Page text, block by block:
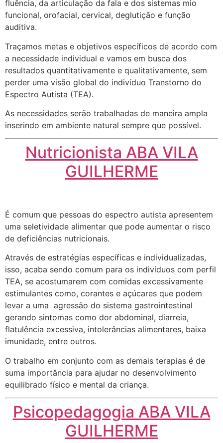
fluência, da articulação da fala e dos sistemas mio
funcional, orofacial, cervical, deglutição e função
auditiva.
Traçamos metas e objetivos específicos de acordo com
a necessidade individual e vamos em busca dos
resultados quantitativamente e qualitativamente, sem
perder uma visão global do indivíduo Transtorno do
Espectro Autista (TEA).
As necessidades serão trabalhadas de maneira ampla
inserindo em ambiente natural sempre que possível.
Nutricionista ABA VILA
GUILHERME
É comum que pessoas do espectro autista apresentem
uma seletividade alimentar que pode aumentar o risco
de deficiências nutricionais.
Através de estratégias específicas e individualizadas,
isso, acaba sendo comum para os indivíduos com perfil
TEA, se acostumarem com comidas excessivamente
estimulantes como, corantes e açúcares que podem
levar a uma agressão do sistema gastrointestinal
gerando sintomas como dor abdominal, diarreia,
flatulência excessiva, intolerâncias alimentares, baixa
imunidade, entre outros.
O trabalho em conjunto com as demais terapias é de
suma importância para ajudar no desenvolvimento
equilibrado físico e mental da criança.
Psicopedagogia ABA VILA
GUILHERME